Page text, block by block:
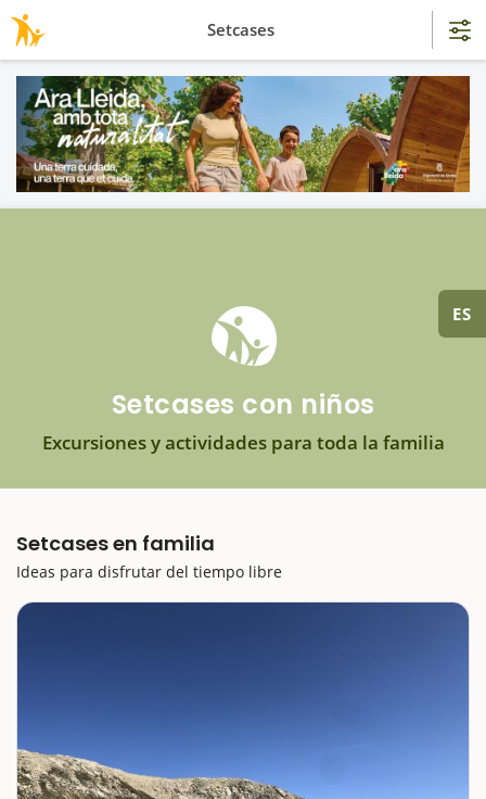
ES
Setcases con niños
Excursiones y actividades para toda la familia
Setcases en familia
Ideas para disfrutar del tiempo libre
Setcases